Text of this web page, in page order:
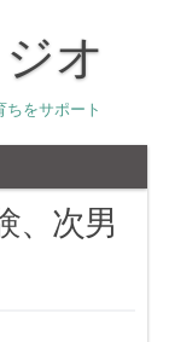
オ
をサポート
、次男